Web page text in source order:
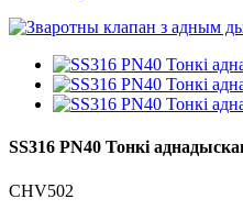
SS316 PN40 Тонкі
CHV502